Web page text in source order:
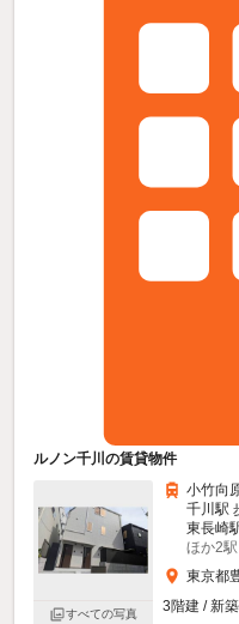
ルノン千川の賃貸物件
すべての写真
小竹向
千川駅
東長崎
ほか2駅
東京都
3階建 / 新